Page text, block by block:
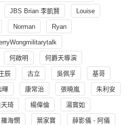
JBS Brian 李凱賢 Louise
Norman Ryan
何啟明 何爵天導演
辰 古立 吳佩孚 基哥
暉 康常治 張曉嵐 朱利安
琦 楊偉倫 湯寳如
羅海憫 葉家寶 薛影儀 - 阿儀